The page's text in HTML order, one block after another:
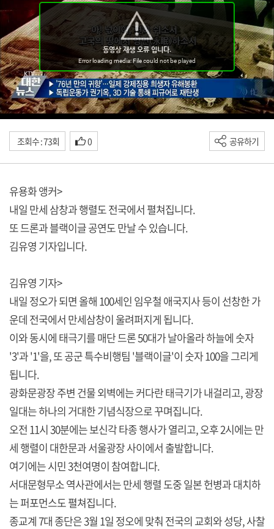
조회수 : 73회 0 공유하기
유용화 앵커>
내일 만세 삼창과 행렬도 전국에서 펼쳐집니다.
또 드론과 블랙이글 공연도 만날 수 있습니다.
김유영 기자입니다.
김유영 기자>
내일 정오가 되면 올해 100세인 임우철 애국지사 등이 선창한 가
운데 전국에서 만세삼창이 울려퍼지게 됩니다.
이와 동시에 태극기를 매단 드론 50대가 날아올라 하늘에 숫자
'3'과 '1'을, 또 공군 특수비행팀 '블랙이글'이 숫자 100을 그리게
됩니다.
광화문광장 주변 건물 외벽에는 커다란 태극기가 내걸리고, 광장
일대는 하나의 거대한 기념식장으로 꾸며집니다.
오전 11시 30분에는 보신각 타종 행사가 열리고, 오후 2시에는 만
세 행렬이 대한문과 서울광장 사이에서 출발합니다.
여기에는 시민 3천여명이 참여합니다.
서대문형무소 역사관에서는 만세 행렬 도중 일본 헌병과 대치하
는 퍼포먼스도 펼쳐집니다.
종교계 7대 종단은 3월 1일 정오에 맞춰 전국의 교회와 성당, 사찰